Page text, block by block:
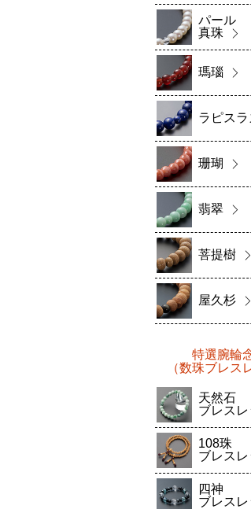
パール
真珠
瑪瑙
ラピスラ
珊瑚
翡翠
菩提樹
屋久杉
特選腕輪
（数珠ブレス
天然石
ブレスレ
108珠
ブレスレ
四神
ブレスレ